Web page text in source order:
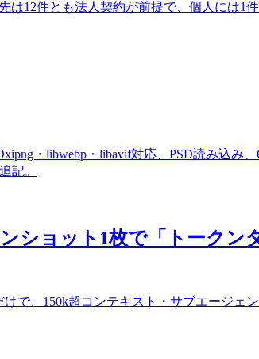
12件とも法人契約が前提で、個人には1
・libwebp・libavif対応、PSD読み込み
記。
ショット1枚で「トークン
で、150k超コンテキスト・サブエージェ